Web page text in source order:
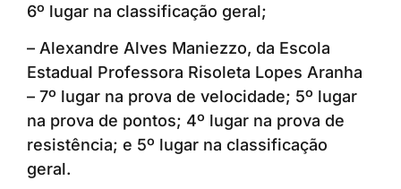
6º lugar na classificação geral;
– Alexandre Alves Maniezzo, da Escola
Estadual Professora Risoleta Lopes Aranha
– 7º lugar na prova de velocidade; 5º lugar
na prova de pontos; 4º lugar na prova de
resistência; e 5º lugar na classificação
geral.